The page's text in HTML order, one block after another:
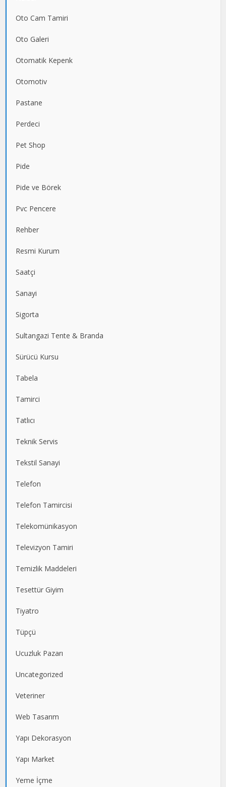
Oto Cam Tamiri
Oto Galeri
Otomatik Kepenk
Otomotiv
Pastane
Perdeci
Pet Shop
Pide
Pide ve Börek
Pvc Pencere
Rehber
Resmi Kurum
Saatçi
Sanayi
Sigorta
Sultangazi Tente & Branda
Sürücü Kursu
Tabela
Tamirci
Tatlıcı
Teknik Servis
Tekstil Sanayi
Telefon
Telefon Tamircisi
Telekomünikasyon
Televizyon Tamiri
Temizlik Maddeleri
Tesettür Giyim
Tiyatro
Tüpçü
Ucuzluk Pazarı
Uncategorized
Veteriner
Web Tasarım
Yapı Dekorasyon
Yapı Market
Yeme İçme